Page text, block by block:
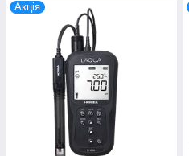
Акція